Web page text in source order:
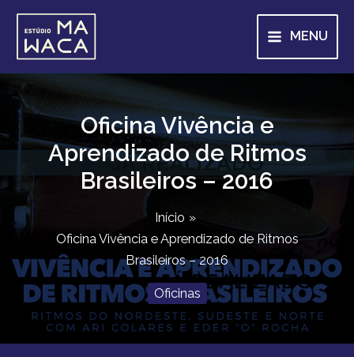
para
conteúdo
MENU
Oficina Vivência e
Aprendizado de Ritmos
Brasileiros – 2016
Início
Oficina Vivência e Aprendizado de Ritmos
Brasileiros – 2016
Oficinas